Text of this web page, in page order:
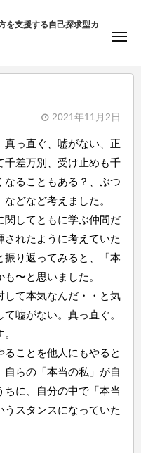
を支援する自己探求型カ
メ
ュ
ー
2021年11月2日
っ直ぐ、嘘がない、正
千差万別、受け止めも千
なることもある？、ぶつ
どなど考えました。
関してともに学ぶ仲間だ
れたように考えていた
振り返ってみると、「本
〜と思いました。
して本気なんだ・・と気
嘘がない。真っ直ぐ。
ことを他人にもやると
らの「本当の私」が自
ちに、自分の中で「本当
スタンスになっていた